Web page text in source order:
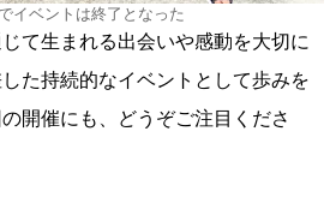
イベントは終了となった
て生まれる出会いや感動を大切に
た持続的なイベントとして歩みを
開催にも、どうぞご注目くださ